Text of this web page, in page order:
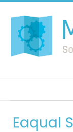
naar
inhoud
Eaqual